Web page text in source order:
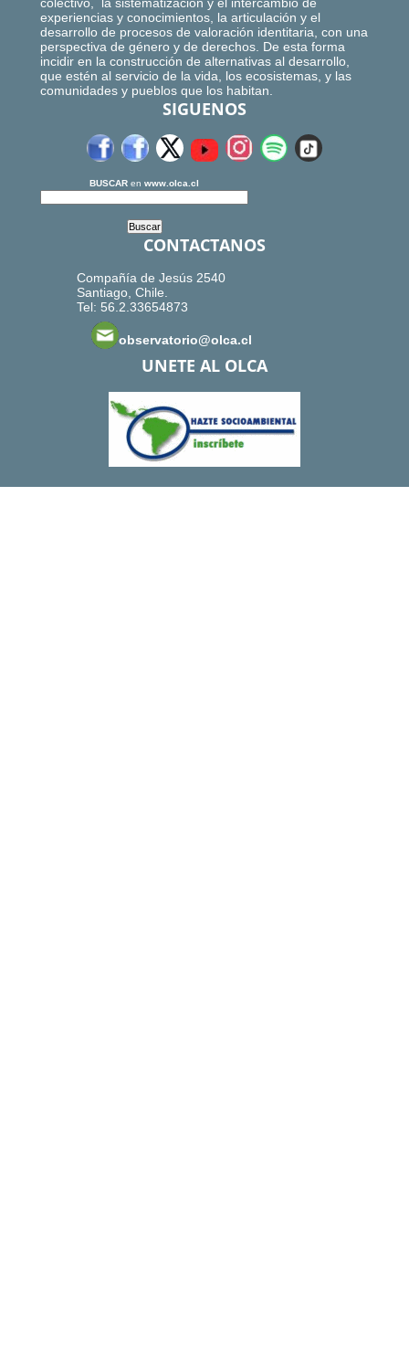
colectivo, la sistematización y el intercambio de
experiencias y conocimientos, la articulación y el
desarrollo de procesos de valoración identitaria, con una
perspectiva de género y de derechos. De esta forma
incidir en la construcción de alternativas al desarrollo,
que estén al servicio de la vida, los ecosistemas, y las
comunidades y pueblos que los habitan.
SIGUENOS
BUSCAR en www.olca.cl
CONTACTANOS
Compañía de Jesús 2540
Santiago, Chile.
Tel: 56.2.33654873
observatorio@olca.cl
UNETE AL OLCA